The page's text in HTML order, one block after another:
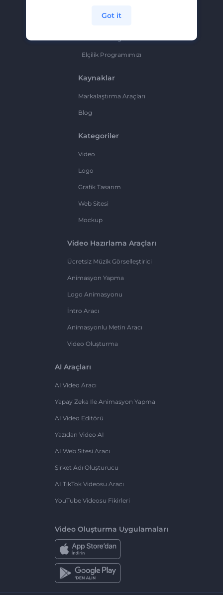
Elçilik Programımızı
Kaynaklar
Markalaştırma Araçları
Blog
Kategoriler
Video
Logo
Grafik Tasarım
Web Sitesi
Mockup
Video Hazırlama Araçları
Ücretsiz Müzik Görselleştirici
Animasyon Yapma
Logo Animasyonu
İntro Aracı
Animasyonlu Metin Aracı
Video Oluşturma
AI Araçları
AI Video Aracı
Yapay Zeka Ile Animasyon Yapma
AI Video Editörü
Yazıdan Video AI
AI Web Sitesi Aracı
Şirket Adı Oluşturucu
AI TikTok Videosu Aracı
YouTube Videosu Fikirleri
Video Oluşturma Uygulamaları
Got it